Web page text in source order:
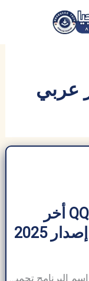
عربي
تحميل كيو كيو بلاير QQ Player أخر
2025
جدول معلومات كيو كيو بلاير QQ Player: اسم البرنامج تحميل كيو كيو بلاير حجم البرنامج حوالي 31.0 ميجابايت مطور برمجيات Tencent Holdings فئة البرنامج مشغل الوسائط نوع الملف EXE (ويندوز)، APK (أندرويد) متوافق مع ويندوز وأندرويد لغة الإنجليزية والصينية والعربية والفرنسية وغيرها الناشر عرب سيدتك إجمالي التنزيلات حوالي 12.7 مليون نوع الترخيص برامج مجانية / […]